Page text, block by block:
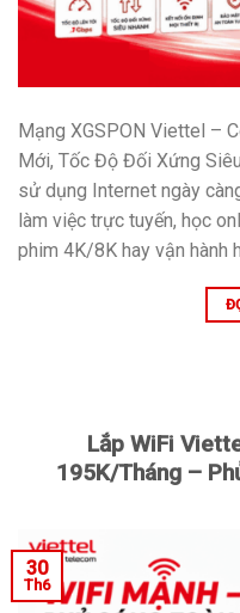
Mạng XGSPON Viettel –
Mới, Tốc Độ Đối Xứng
sử dụng Internet ngày
làm việc trực tuyến, học
phim 4K/8K hay vận hành
Lắp WiFi
195K/Tháng –
30
Th6